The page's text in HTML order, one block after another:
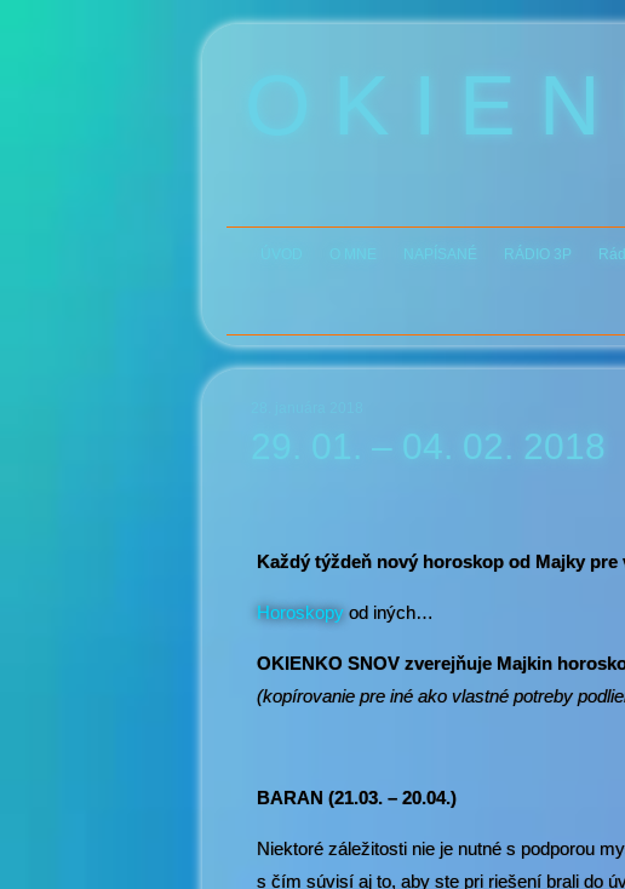
O K I E
NAPÍSANÉ RÁDIO 3P
29. 01. – 04. 02. 2018
Každý týždeň nový horoskop od Majky
Horoskopy od iných…
OKIENKO SNOV zverejňuje Majkin
(kopírovanie pre iné ako vlastné potreby
BARAN (21.03. – 20.04.)
Niektoré záležitosti nie je nutné s podporou
s čím súvisí aj to, aby ste pri riešení brali do